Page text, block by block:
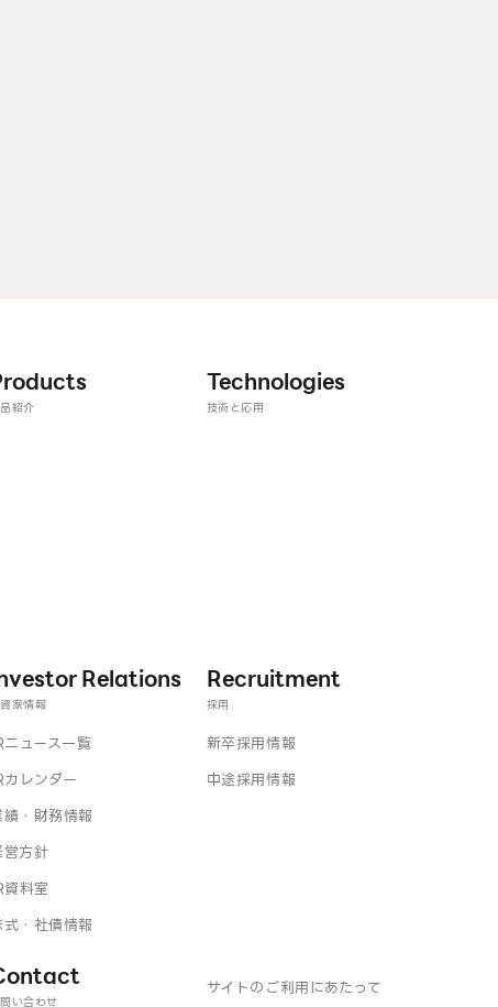
紹介
Technologies
技術と応用
Relations
家情報
ニュース一覧
カレンダー
績・財務情報
営方針
資料室
・社債情報
Recruitment
採用
新卒採用情報
中途採用情報
い合わせ
サイトのご利用にあたって